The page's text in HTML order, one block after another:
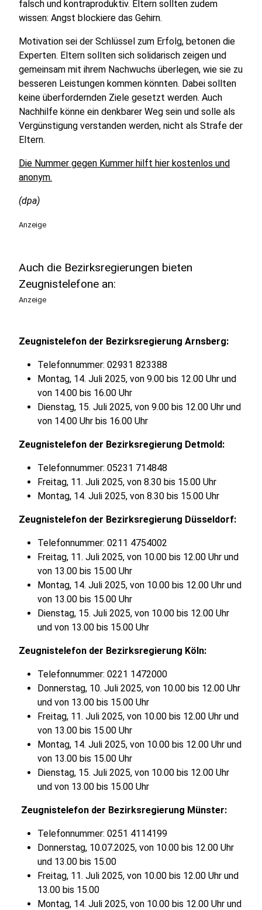
falsch und kontraproduktiv. Eltern sollten zudem
wissen: Angst blockiere das Gehirn.
Motivation sei der Schlüssel zum Erfolg, betonen die
Experten. Eltern sollten sich solidarisch zeigen und
gemeinsam mit ihrem Nachwuchs überlegen, wie sie zu
besseren Leistungen kommen könnten. Dabei sollten
keine überfordernden Ziele gesetzt werden. Auch
Nachhilfe könne ein denkbarer Weg sein und solle als
Vergünstigung verstanden werden, nicht als Strafe der
Eltern.
Die Nummer gegen Kummer hilft hier kostenlos und
anonym.
(dpa)
Anzeige
Auch die Bezirksregierungen bieten
Zeugnistelefone an:
Anzeige
Zeugnistelefon der Bezirksregierung Arnsberg:
Telefonnummer: 02931 823388
Montag, 14. Juli 2025, von 9.00 bis 12.00 Uhr und
von 14.00 bis 16.00 Uhr
Dienstag, 15. Juli 2025, von 9.00 bis 12.00 Uhr und
von 14.00 Uhr bis 16.00 Uhr
Zeugnistelefon der Bezirksregierung Detmold:
Telefonnummer: 05231 714848
Freitag, 11. Juli 2025, von 8.30 bis 15.00 Uhr
Montag, 14. Juli 2025, von 8.30 bis 15.00 Uhr
Zeugnistelefon der Bezirksregierung Düsseldorf:
Telefonnummer: 0211 4754002
Freitag, 11. Juli 2025, von 10.00 bis 12.00 Uhr und
von 13.00 bis 15.00 Uhr
Montag, 14. Juli 2025, von 10.00 bis 12.00 Uhr und
von 13.00 bis 15.00 Uhr
Dienstag, 15. Juli 2025, von 10.00 bis 12.00 Uhr
und von 13.00 bis 15.00 Uhr
Zeugnistelefon der Bezirksregierung Köln:
Telefonnummer: 0221 1472000
Donnerstag, 10. Juli 2025, von 10.00 bis 12.00 Uhr
und von 13.00 bis 15.00 Uhr
Freitag, 11. Juli 2025, von 10.00 bis 12.00 Uhr und
von 13.00 bis 15.00 Uhr
Montag, 14. Juli 2025, von 10.00 bis 12.00 Uhr und
von 13.00 bis 15.00 Uhr
Dienstag, 15. Juli 2025, von 10.00 bis 12.00 Uhr
und von 13.00 bis 15.00 Uhr
Zeugnistelefon der Bezirksregierung Münster:
Telefonnummer: 0251 4114199
Donnerstag, 10.07.2025, von 10.00 bis 12.00 Uhr
und 13.00 bis 15.00
Freitag, 11. Juli 2025, von 10.00 bis 12.00 Uhr und
13.00 bis 15.00
Montag, 14. Juli 2025, von 10.00 bis 12.00 Uhr und